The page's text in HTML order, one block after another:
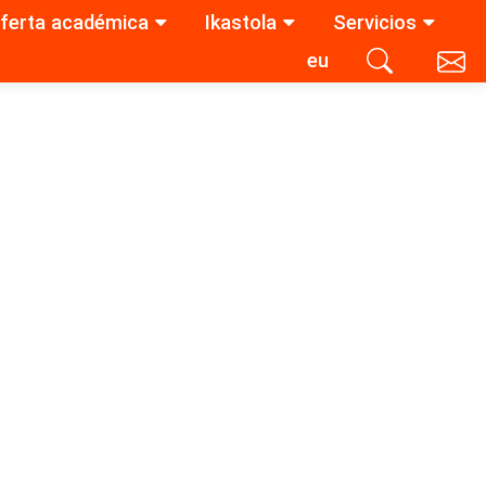
académica Ikastola
Servicios
eu
Buscar
Contacta con nosotros